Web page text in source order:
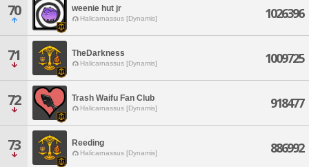
70 weenie hut jr
Halicarnassus [Dynamis] 1026396
71 TheDarkness
Halicarnassus [Dynamis] 1009725
72 Trash Waifu Fan Club
Halicarnassus [Dynamis] 918477
73 Reeding
Halicarnassus [Dynamis] 886992